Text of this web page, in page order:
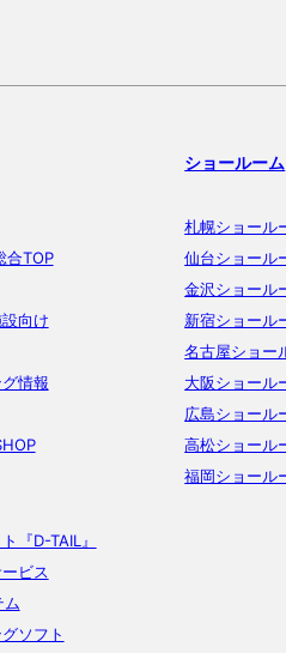
合TOP
向け
情報
『D-TAIL』
ビス
ム
ソフト
ショールーム
札幌ショール
仙台ショール
金沢ショール
新宿ショール
名古屋ショー
大阪ショール
広島ショール
高松ショール
福岡ショール